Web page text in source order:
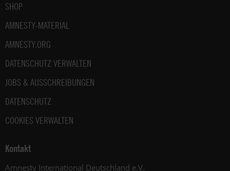
SHOP
AMNESTY-MATERIAL
AMNESTY.ORG
DATENSCHUTZ VERWALTEN
JOBS & AUSSCHREIBUNGEN
DATENSCHUTZ
COOKIES VERWALTEN
Kontakt
Amnesty International Deutschland e.V.